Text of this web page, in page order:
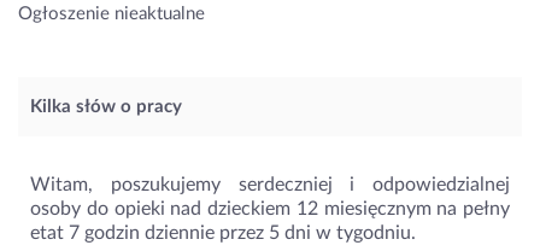
Ogłoszenie nieaktualne
Kilka słów o pracy
Witam, poszukujemy serdeczniej i odpowiedzialnej
osoby do opieki nad dzieckiem 12 miesięcznym na pełny
etat 7 godzin dziennie przez 5 dni w tygodniu.